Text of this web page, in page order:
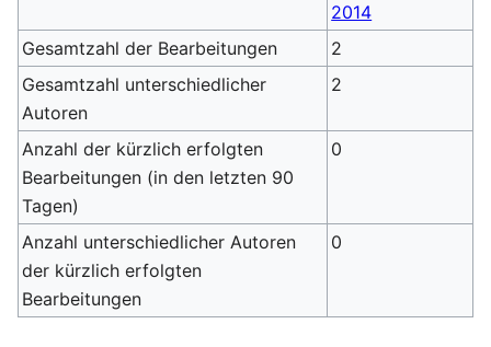
2014
Gesamtzahl der Bearbeitungen
2
Gesamtzahl unterschiedlicher
Autoren
2
Anzahl der kürzlich erfolgten
Bearbeitungen (in den letzten 90
Tagen)
0
Anzahl unterschiedlicher Autoren
der kürzlich erfolgten
Bearbeitungen
0